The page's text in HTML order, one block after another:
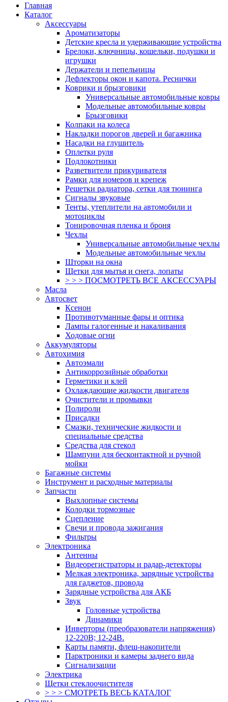
Главная
Каталог
Аксессуары
Ароматизаторы
Детские кресла и удерживающие устройства
Брелоки, ключницы, кошельки, подушки и
игрушки
Держатели и пепельницы
Дефлекторы окон и капота. Реснички
Коврики и брызговики
Универсальные автомобильные ковры
Модельные автомобильные ковры
Брызговики
Колпаки на колеса
Накладки порогов дверей и багажника
Насадки на глушитель
Оплетки руля
Подлокотники
Разветвители прикуривателя
Рамки для номеров и крепеж
Решетки радиатора, сетки для тюнинга
Сигналы звуковые
Тенты, утеплители на автомобили и
мотоциклы
Тонировочная пленка и броня
Чехлы
Универсальные автомобильные чехлы
Модельные автомобильные чехлы
Шторки на окна
Щетки для мытья и снега, лопаты
> > > ПОСМОТРЕТЬ ВСЕ АКСЕССУАРЫ
Масла
Автосвет
Ксенон
Противотуманные фары и оптика
Лампы галогенные и накаливания
Ходовые огни
Аккумуляторы
Автохимия
Автоэмали
Антикоррозийные обработки
Герметики и клей
Охлаждающие жидкости двигателя
Очистители и промывки
Полироли
Присадки
Смазки, технические жидкости и
специальные средства
Средства для стекол
Шампуни для бесконтактной и ручной
мойки
Багажные системы
Инструмент и расходные материалы
Запчасти
Выхлопные системы
Колодки тормозные
Сцепление
Свечи и провода зажигания
Фильтры
Электроника
Антенны
Видеорегистраторы и радар-детекторы
Мелкая электроника, зарядные устройства
для гаджетов, провода
Зарядные устройства для АКБ
Звук
Головные устройства
Динамики
Инверторы (преобразователи напряжения)
12-220В; 12-24В.
Карты памяти, флеш-накопители
Парктроники и камеры заднего вида
Сигнализации
Электрика
Щетки стеклоочистителя
> > > СМОТРЕТЬ ВЕСЬ КАТАЛОГ